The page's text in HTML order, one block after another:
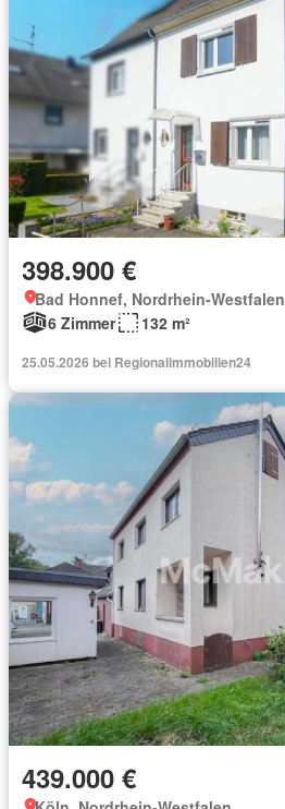
398.900 €
Bad Honnef, Nordrhein-Westfalen
6 Zimmer
132 m²
25.05.2026 bei Regionalimmobilien24
439.000 €